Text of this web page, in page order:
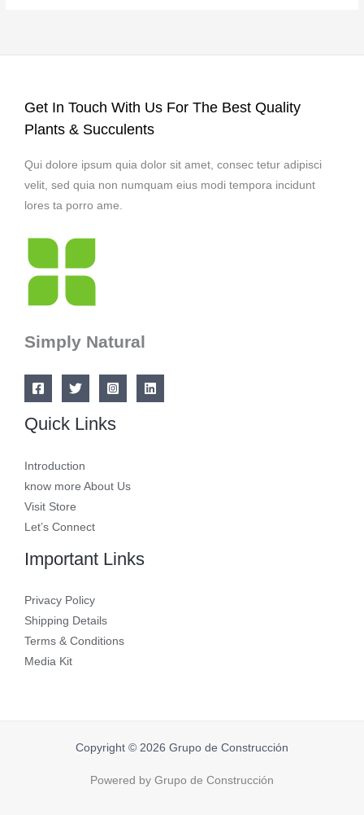
Get In Touch With Us For The Best Quality
Plants & Succulents
Qui dolore ipsum quia dolor sit amet, consec tetur adipisci
velit, sed quia non numquam eius modi tempora incidunt
lores ta porro ame.
Simply Natural
Quick Links
Introduction
know more About Us
Visit Store
Let’s Connect
Important Links
Privacy Policy
Shipping Details
Terms & Conditions
Media Kit
Copyright © 2026 Grupo de Construcción
Powered by Grupo de Construcción